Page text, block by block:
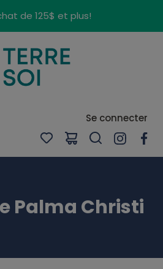
de 125$ et plus!
Se connecter
Palma Christi